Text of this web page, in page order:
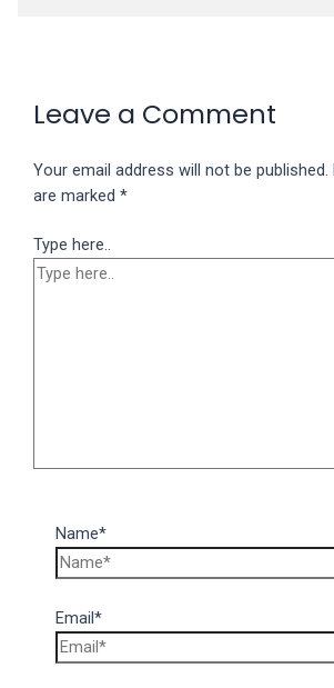
Leave a Comment
Your email address will not be published.
are marked*
Type here..
Name*
Email*